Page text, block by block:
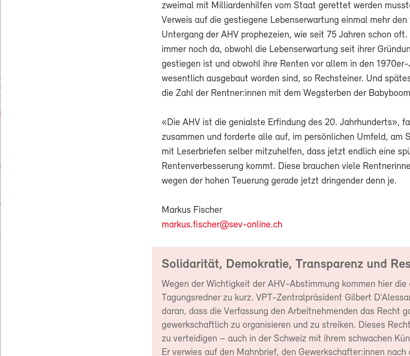
zweimal mit Milliardenhilfen vom Staat gerettet werden
Verweis auf die gestiegene Lebenserwartung einmal mehr
Untergang der AHV prophezeien, wie seit 75 Jahren schon
immer noch da, obwohl die Lebenserwartung seit ihrer
gestiegen ist und obwohl ihre Renten vor allem in den 1970er-
wesentlich ausgebaut worden sind, so Rechsteiner. Und
die Zahl der Rentner:innen mit dem Wegsterben der
«Die AHV ist die genialste Erfindung des 20. Jahrhunderts»,
zusammen und forderte alle auf, im persönlichen Umfeld, am
mit Leserbriefen selber mitzuhelfen, dass jetzt endlich eine
Rentenverbesserung kommt. Diese brauchen viele
wegen der hohen Teuerung gerade jetzt dringender denn je.
Markus Fischer
markus.fischer@sev-online.ch
Solidarität, Demokratie, Transparenz und
Wegen der Wichtigkeit der AHV-Abstimmung kommen hier die
Tagungsredner zu kurz. VPT-Zentralpräsident Gilbert
daran, dass die Verfassung den Arbeitnehmenden das Recht
gewerkschaftlich zu organisieren und zu streiken. Dieses
zu verteidigen – auch in der Schweiz mit ihrem schwachen
Er verwies auf den Mahnbrief, den Gewerkschafter:innen nach